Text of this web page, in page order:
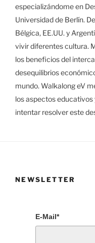
especializándome en
Universidad de Berlín.
Bélgica, EE.UU. y
vivir diferentes cultura.
los beneficios del
desequilibrios
mundo. Walkalong eV
los aspectos
intentar resolver este
NEWSLETTER
E-Mail*